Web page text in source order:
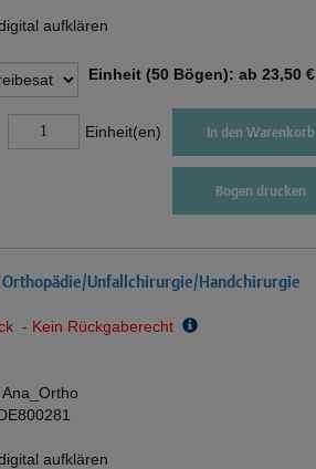
aufklären
Einheit (50 Bögen): ab 23,50 €
Einheit(en) In den Warenkorb
Bogen drucken
Orthopädie/Unfallchirurgie/Handchirurgie
- Kein Rückgaberecht
Ana_Ortho
aufklären